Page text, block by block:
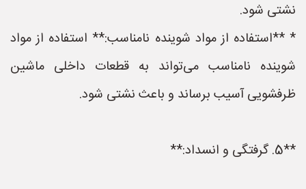
نشتی شود.
* **استفاده از مواد شوینده نامناسب:** استفاده از مواد
شوینده نامناسب می‌تواند به قطعات داخلی ماشین
ظرفشویی آسیب برساند و باعث نشتی شود.
**5. گرفتگی و انسداد:**